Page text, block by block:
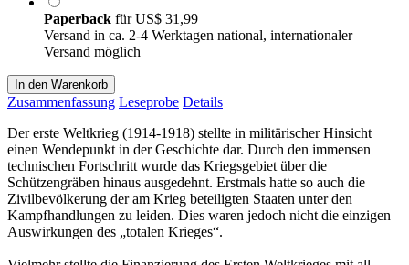
Paperback fürUS$ 31,99
Versand in ca. 2-4 Werktagen national, internationaler
Versand möglich
In den Warenkorb
Zusammenfassung Leseprobe Details
Der erste Weltkrieg (1914-1918) stellte in militärischer Hinsicht
einen Wendepunkt in der Geschichte dar. Durch den immensen
technischen Fortschritt wurde das Kriegsgebiet über die
Schützengräben hinaus ausgedehnt. Erstmals hatte so auch die
Zivilbevölkerung der am Krieg beteiligten Staaten unter den
Kampfhandlungen zu leiden. Dies waren jedoch nicht die einzigen
Auswirkungen des „totalen Krieges“.